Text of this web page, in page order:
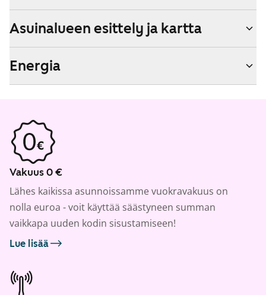
Asuinalueen esittely ja kartta
Energia
Vakuus 0 €
Lähes kaikissa asunnoissamme vuokravakuus on
nolla euroa - voit käyttää säästyneen summan
vaikkapa uuden kodin sisustamiseen!
Lue lisää